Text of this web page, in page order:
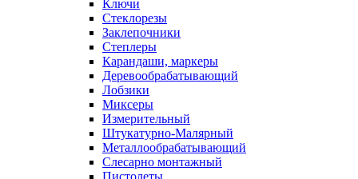
Ключи
Стеклорезы
Заклепочники
Степлеры
Карандаши, маркеры
Деревообрабатывающий
Лобзики
Миксеры
Измерительный
Штукатурно-Малярный
Металлообрабатывающий
Слесарно монтажный